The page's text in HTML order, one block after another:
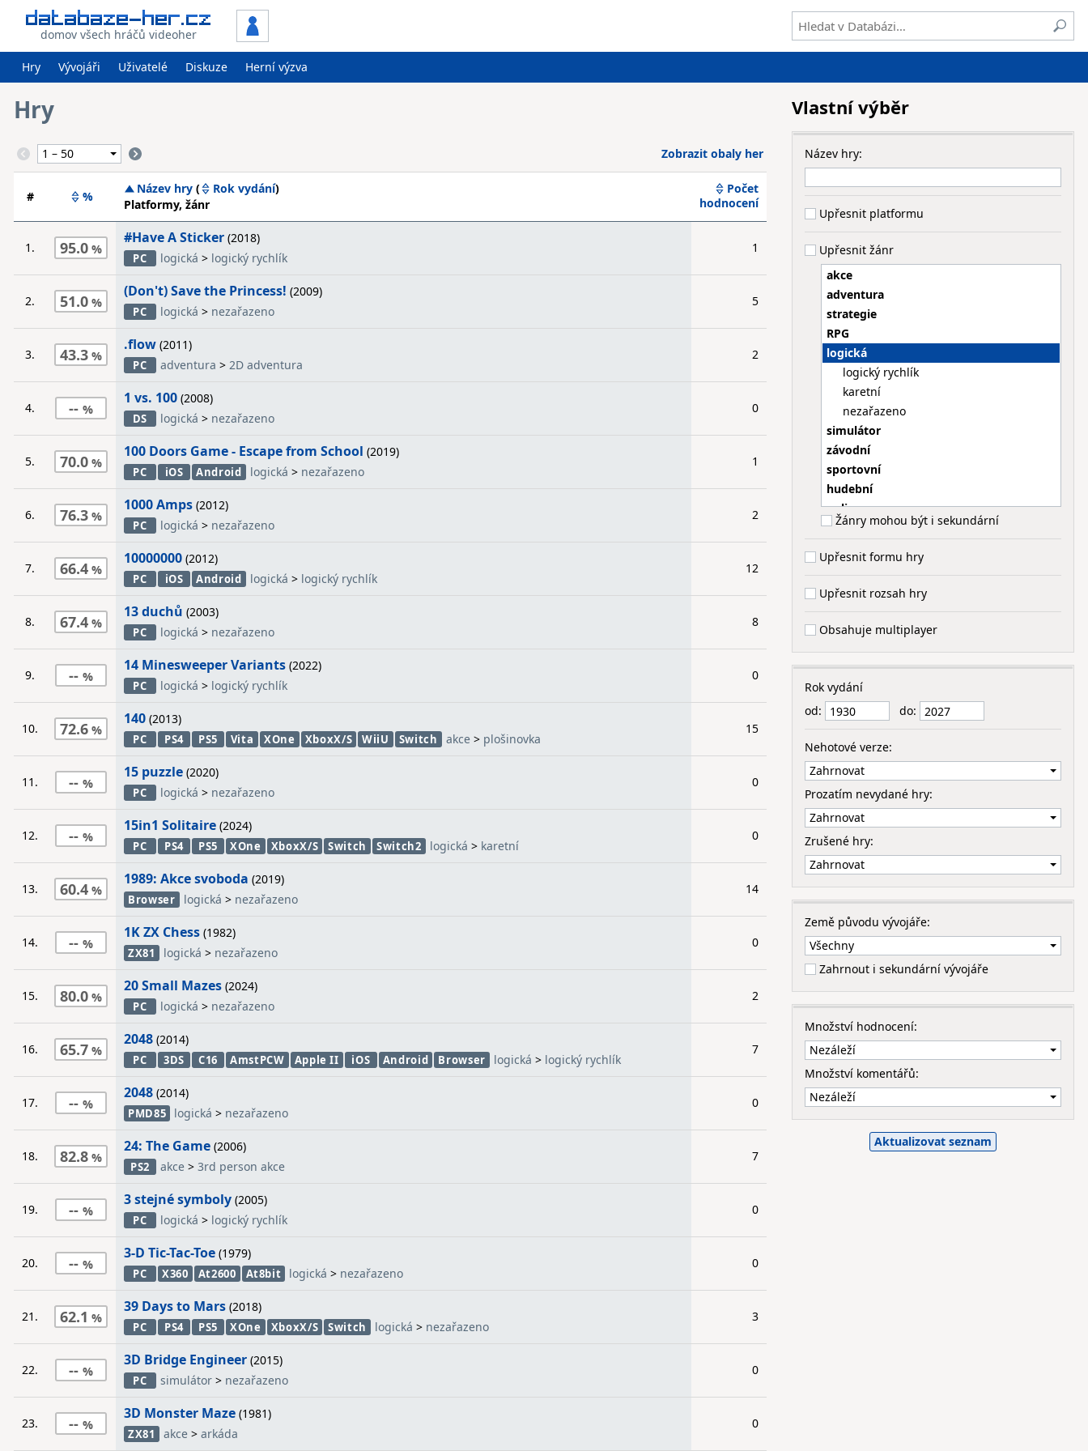
domov všech hráčů videoher
Hry Vývojáři Uživatelé Diskuze Herní výzva
Hry
Zobrazit obaly her
# %
Název hry ( Rok vydání)
Platformy, žánr
Počet
hodnocení
1. 95.0
#Have A Sticker (2018)
PC logická > logický rychlík
1
2. 51.0
(Don't) Save the Princess! (2009)
PC logická > nezařazeno
5
3. 43.3
.flow (2011)
PC adventura > 2D adventura
2
4. --
1 vs. 100 (2008)
DS logická > nezařazeno
0
5. 70.0
100 Doors Game - Escape from School (2019)
PC iOS Android logická > nezařazeno
1
6. 76.3
1000 Amps (2012)
PC logická > nezařazeno
2
7. 66.4
10000000 (2012)
PC iOS Android logická > logický rychlík
12
8. 67.4
13 duchů (2003)
PC logická > nezařazeno
8
9. --
14 Minesweeper Variants (2022)
PC logická > logický rychlík
0
10. 72.6
140 (2013)
PC PS4 PS5 Vita XOne XboxX/S WiiU Switch akce> plošinovka
15
11. --
15 puzzle (2020)
PC logická > nezařazeno
0
12. --
15in1 Solitaire (2024)
PC PS4 PS5 XOne XboxX/S Switch Switch2 logická > karetní
0
13. 60.4
1989: Akce svoboda (2019)
Browser logická > nezařazeno
14
14. --
1K ZX Chess (1982)
ZX81 logická > nezařazeno
0
15. 80.0
20 Small Mazes (2024)
PC logická > nezařazeno
2
16. 65.7
2048 (2014)
PC 3DS C16 AmstPCW Apple II iOS Android Browser logická > logický rychlík
7
17. --
2048 (2014)
PMD85 logická > nezařazeno
0
18. 82.8
24: The Game (2006)
PS2 akce > 3rd person akce
7
19. --
3 stejné symboly (2005)
PC logická > logický rychlík
0
20. --
3-D Tic-Tac-Toe (1979)
PC X360 At2600 At8bit logická > nezařazeno
0
21. 62.1
39 Days to Mars (2018)
PC PS4 PS5 XOne XboxX/S Switch logická > nezařazeno
3
22. --
3D Bridge Engineer (2015)
PC simulátor > nezařazeno
0
23. --
3D Monster Maze (1981)
ZX81 akce> arkáda
0
Vlastní výběr
Název hry:
Upřesnit platformu
Upřesnit žánr
akce
adventura
strategie
RPG
logická
logický rychlík
karetní
nezařazeno
simulátor
závodní
sportovní
hudební
online
dětská
Žánry mohou být i sekundární
Upřesnit formu hry
Upřesnit rozsah hry
Obsahuje multiplayer
Rok vydání
od:
do:
Nehotové verze:
Prozatím nevydané hry:
Zrušené hry:
Země původu vývojáře:
Zahrnout i sekundární vývojáře
Množství hodnocení:
Množství komentářů: